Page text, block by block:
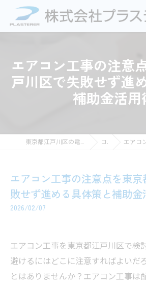
エアコン工事の注意
戸川区で失敗せず進
補助金活用
東京都江戸川区の電気工事なら株式会社プラステラ コラム エアコン工事の注
エアコン工事の注意点を東
敗せず進める具体策と補助金
2026/02/07
エアコン工事を東京都江戸川区で検
避けるにはどこに注意すればよいだ
とはありませんか？エアコン工事は